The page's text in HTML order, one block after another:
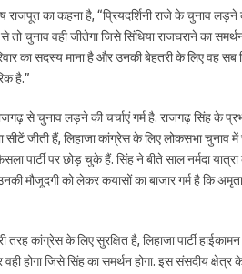
राजपूत का कहना है, “प्रियदर्शिनी राजे के चुनाव लड़ने
तो चुनाव वही जीतेगा जिसे सिंधिया राजघराने का
का सदस्य माना है और उनकी बेहतरी के लिए वह सब
है.”
से चुनाव लड़ने की चर्चाएं गर्म है. राजगढ़ सिंह के
जीती हैं, लिहाजा कांग्रेस के लिए लोकसभा चुनाव में
पार्टी पर छोड़ चुके हैं. सिंह ने बीते साल नर्मदा यात्रा
मौजूदगी को लेकर कयासों का बाजार गर्म है कि
कांग्रेस के लिए सुरक्षित है, लिहाजा पार्टी
होगा जिसे सिंह का समर्थन होगा. इस संसदीय क्षेत्र